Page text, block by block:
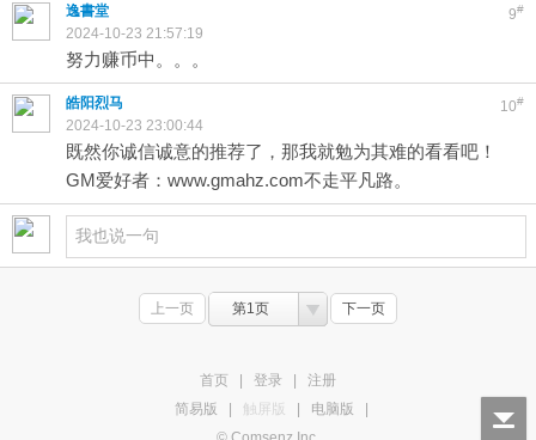
9#
逸書堂
2024-10-23 21:57:19
努力赚币中。。。
10#
皓阳烈马
2024-10-23 23:00:44
既然你诚信诚意的推荐了，那我就勉为其难的看看吧！
GM爱好者：www.gmahz.com不走平凡路。
上一页 第1页 下一页
首页 登录
注册
简易版
触屏版 电脑版